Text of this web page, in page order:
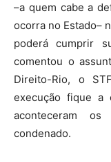
–a quem cabe a
ocorra no Estado–
poderá cumprir
comentou o
Direito-Rio, o
execução fique a
aconteceram
condenado.